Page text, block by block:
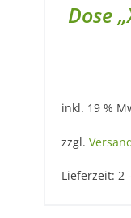
Dose
inkl. 19 %
zzgl.
Lieferzeit: 2